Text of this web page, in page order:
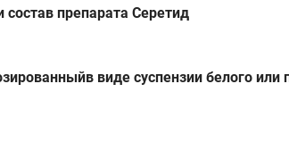
препарата Серетид
виде суспензии белого или